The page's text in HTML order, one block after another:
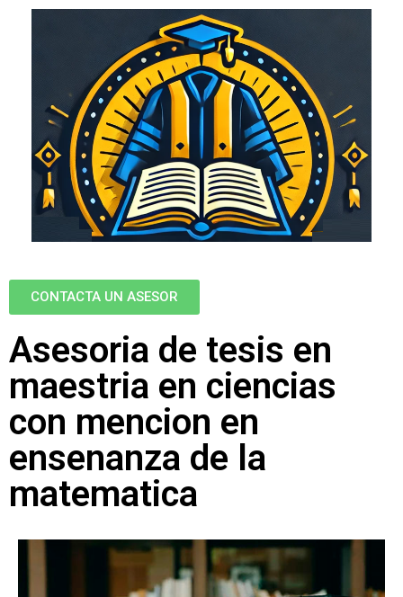
CONTACTA UN ASESOR
Asesoria de tesis en
maestria en ciencias
con mencion en
ensenanza de la
matematica